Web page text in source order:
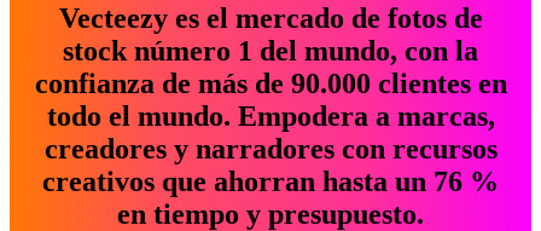
Vecteezy es el mercado de fotos de
stock número 1 del mundo, con la
confianza de más de 90.000 clientes en
todo el mundo. Empodera a marcas,
creadores y narradores con recursos
creativos que ahorran hasta un 76 %
en tiempo y presupuesto.